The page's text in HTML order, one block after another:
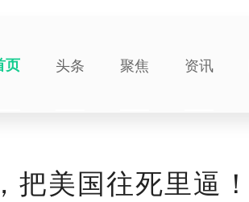
页 头条 聚焦 资讯
把美国往死里逼